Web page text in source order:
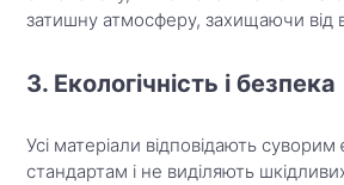
затишну атмосферу, захищаючи від
3. Екологічність і безпека
Усі матеріали відповідають
стандартам і не виділяють